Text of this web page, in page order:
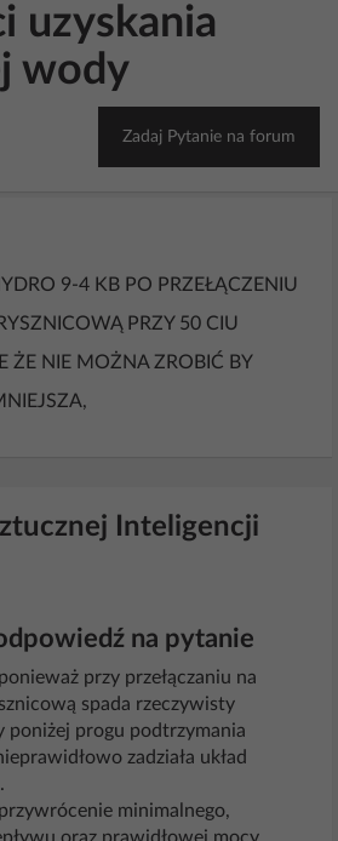
uzyskania
wody
Zadaj Pytanie na forum
9-4 KB PO PRZEŁĄCZENIU
PRZY 50 CIU
ŻE NIE MOŻNA ZROBIĆ BY
Inteligencji
na pytanie
przy przełączaniu na
spada rzeczywisty
poniżej progu podtrzymania
zadziała układ
minimalnego,